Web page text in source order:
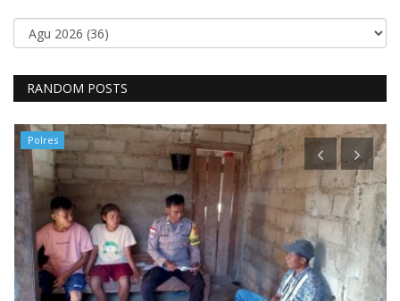
RANDOM POSTS
Polres